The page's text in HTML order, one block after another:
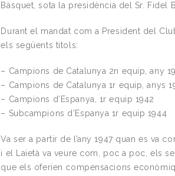
Bàsquet, sota la presidència del Sr. Fidel
Durant el mandat com a President del
els següents títols:
– Campions de Catalunya 2n equip, any
– Campions de Catalunya 1r equip, anys
– Campions d’Espanya, 1r equip 1942
– Subcampions d’Espanya 1r equip 1944
Va ser a partir de l’any 1947 quan es va
i el Laietà va veure com, poc a poc, els
que els oferien compensacions